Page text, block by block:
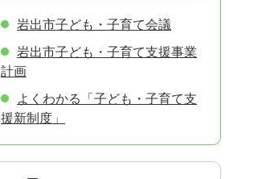
岩出市子ども・子育て会議
岩出市子ども・子育て支援事業
計画
よくわかる「子ども・子育て支
援新制度」